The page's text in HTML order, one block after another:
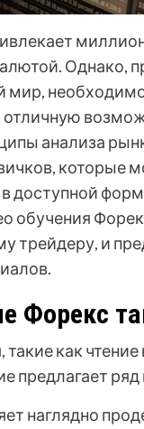
Однако,
анализа
которые
доступной
обучения
трейдеру, и
Форекс
как
предлагает
наглядно